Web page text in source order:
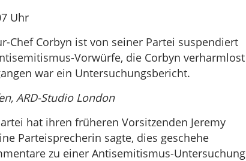
Uhr
Chef Corbyn ist von seiner Partei suspendiert
Vorwürfe, die Corbyn verharmlost
war ein Untersuchungsbericht.
ARD-Studio London
hat ihren früheren Vorsitzenden Jeremy
Parteisprecherin sagte, dies geschehe
zu einer Antisemitismus-Untersuchung